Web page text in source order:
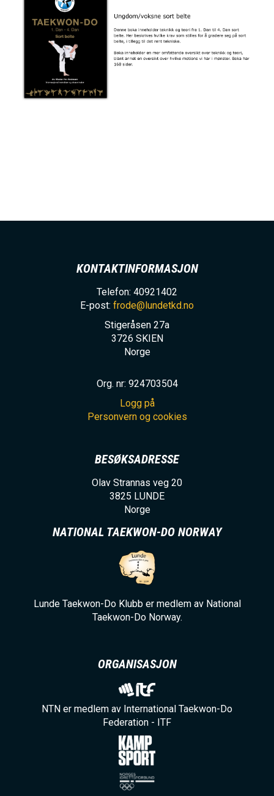
KONTAKTINFORMASJON
Telefon: 40921402
E-post: frode@lundetkd.no
Stigeråsen 27a
3726 SKIEN
Norge
Org. nr: 924703504
Logg på
Personvern og cookies
BESØKSADRESSE
Olav Strannas veg 20
3825 LUNDE
Norge
NATIONAL TAEKWON-DO NORWAY
Lunde Taekwon-Do Klubb er medlem av National
Taekwon-Do Norway.
ORGANISASJON
NTN er medlem av International Taekwon-Do
Federation - ITF